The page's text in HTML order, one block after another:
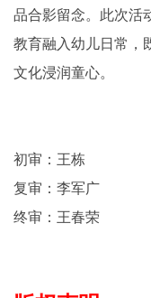
品合影留念。此次活
教育融入幼儿日常，
文化浸润童心。
初审：王栋
复审：李军广
终审：王春荣